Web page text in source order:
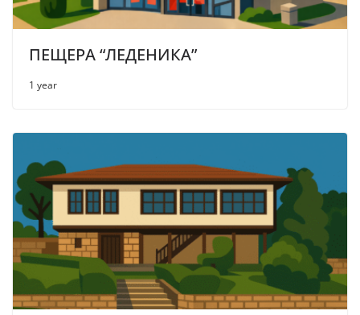
ПЕЩЕРА “ЛЕДЕНИКА”
1 year